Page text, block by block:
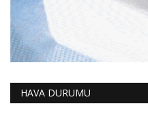
HAVA DURUMU